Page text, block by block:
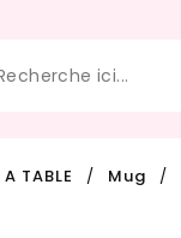
A TABLE Mug